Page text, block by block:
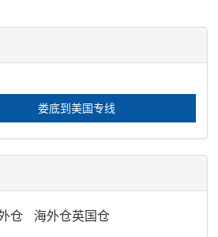
娄底到美国专线
仓
海外仓英国仓